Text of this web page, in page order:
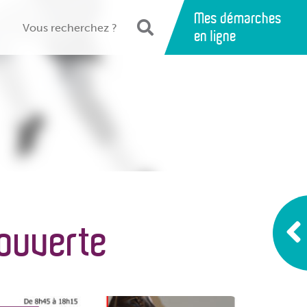
Mes démarches
en ligne